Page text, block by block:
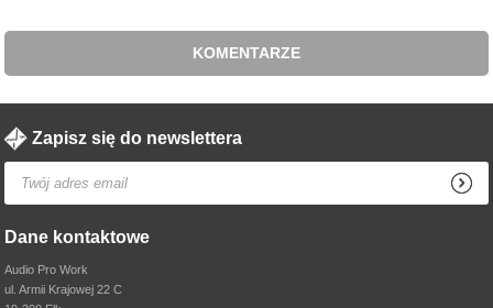
KOMENTARZE
Zapisz się do newslettera
Dane kontaktowe
Audio Pro Work
ul. Armii Krajowej 22 C